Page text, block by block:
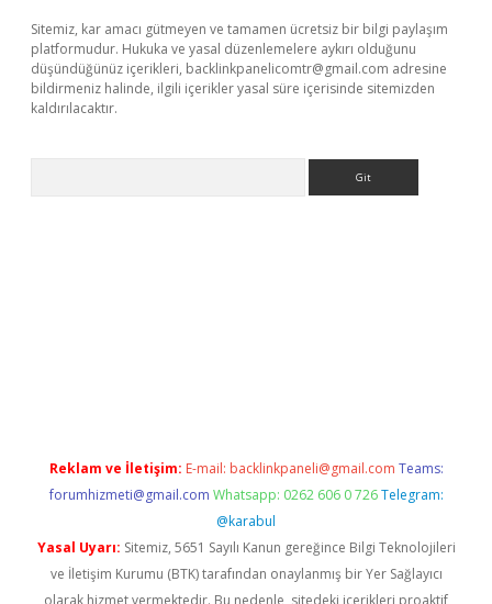
Sitemiz, kar amacı gütmeyen ve tamamen ücretsiz bir bilgi paylaşım
platformudur. Hukuka ve yasal düzenlemelere aykırı olduğunu
düşündüğünüz içerikleri, backlinkpanelicomtr@gmail.com adresine
bildirmeniz halinde, ilgili içerikler yasal süre içerisinde sitemizden
kaldırılacaktır.
Reklam ve İletişim: E-mail: backlinkpaneli@gmail.com Teams:
forumhizmeti@gmail.com Whatsapp: 0262 606 0 726 Telegram:
@karabul
Yasal Uyarı: Sitemiz, 5651 Sayılı Kanun gereğince Bilgi Teknolojileri
ve İletişim Kurumu (BTK) tarafından onaylanmış bir Yer Sağlayıcı
olarak hizmet vermektedir. Bu nedenle, sitedeki içerikleri proaktif